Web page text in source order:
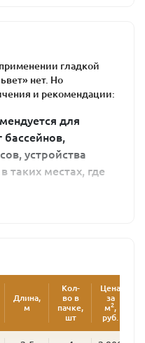
гладкой
нет. Но
и рекомендации:
для
устройства
таких местах, где
этот профиль
для отделки мест
потоком
на которых будет
для
Он может в
стираться,
Длина,
м
Кол-
во в
пачке,
шт
Цена
за
м2,
руб.